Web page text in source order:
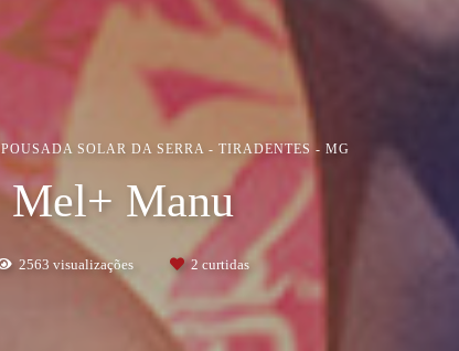
POUSADA SOLAR DA SERRA - TIRADENTES - MG
Mel+ Manu
2563 visualizações 2 curtidas